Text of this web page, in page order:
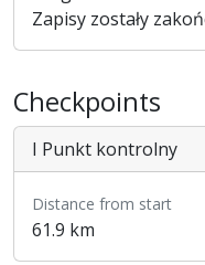
Zapisy zostały
Checkpoints
I Punkt kontrolny
Distance from start
61.9 km